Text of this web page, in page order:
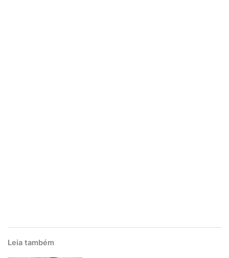
Leia também